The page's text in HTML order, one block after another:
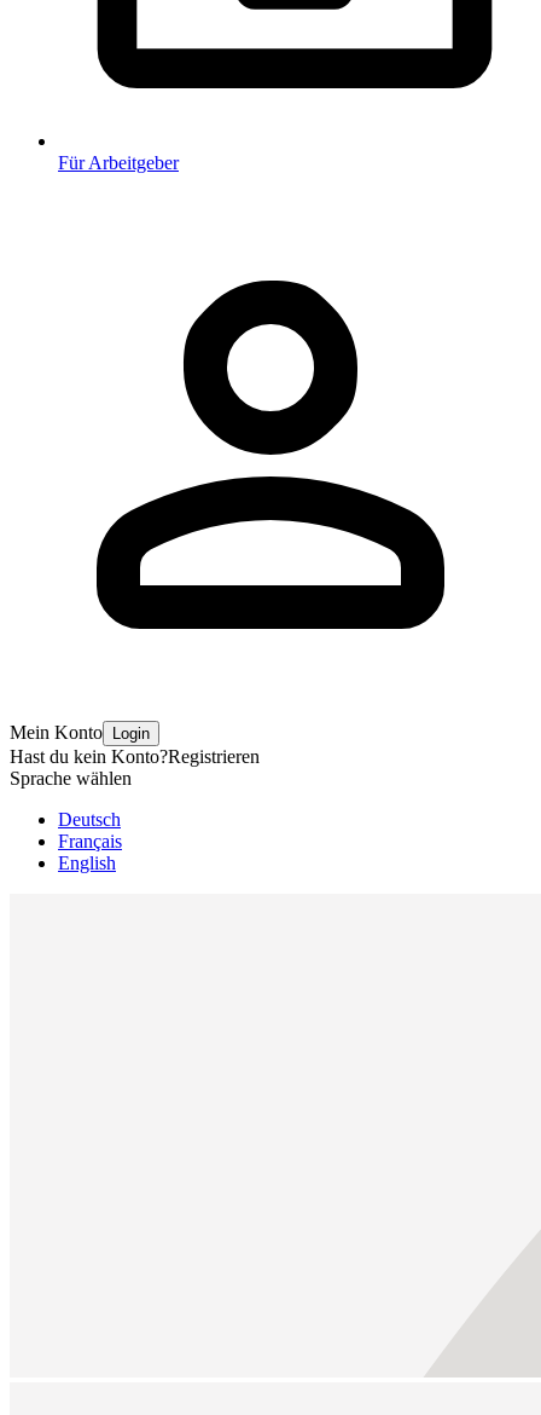
Für Arbeitgeber
Mein Konto Login
Hast du kein Konto?Registrieren
Sprache wählen
Deutsch
Français
English